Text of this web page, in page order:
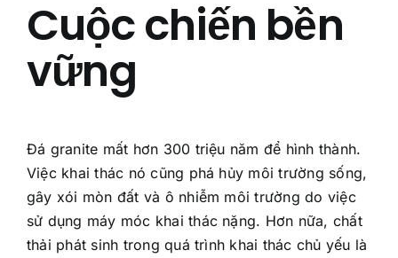
Cuộc chiến bền
vững
Đá granite mất hơn 300 triệu năm để hình thành.
Việc khai thác nó cũng phá hủy môi trường sống,
gây xói mòn đất và ô nhiễm môi trường do việc
sử dụng máy móc khai thác nặng. Hơn nữa, chất
thải phát sinh trong quá trình khai thác chủ yếu là